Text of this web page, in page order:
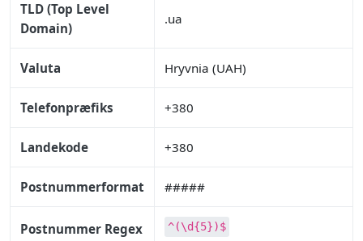
TLD (Top Level
Domain)
.ua
Valuta Hryvnia (UAH)
Telefonpræfiks +380
Landekode +380
Postnummerformat #####
Postnummer Regex ^(\d{5})$